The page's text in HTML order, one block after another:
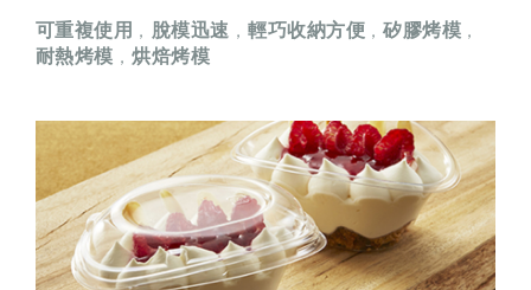
可重複使用 ， 脫模迅速 ，輕巧收納方便 ，矽膠烤模 ，
耐熱烤模 ，烘焙烤模